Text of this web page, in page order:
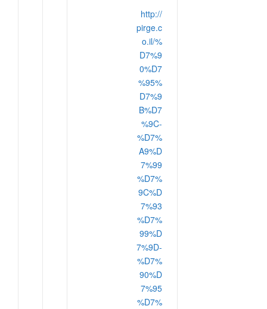
http://
pirge.c
o.il/%
D7%9
0%D7
%95%
D7%9
B%D7
%9C-
%D7%
A9%D
7%99
%D7%
9C%D
7%93
%D7%
99%D
7%9D-
%D7%
90%D
7%95
%D7%